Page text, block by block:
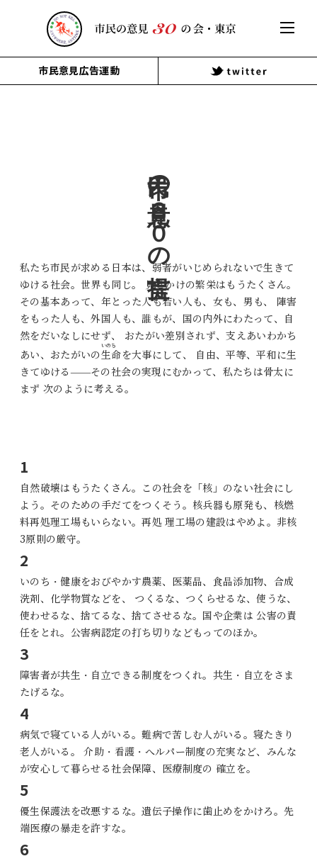
市民意見広告運動
市民の意見３０の提言
私たち市民が求める日本は、弱者がいじめられないで生きて
ゆける社会。世界も同じ。 見せかけの繁栄はもうたくさん。
その基本あって、年とった人も若い人も、女も、男も、 陣害
をもった人も、外国人も、誰もが、国の内外にわたって、自
然をだいなしにせず、 おたがい差別されず、支えあいわかち
あい、おたがいの生命
いのち
を大事にして、 自由、平等、平和に生
きてゆける—その社会の実現にむかって、私たちは骨太に
まず 次のように考える。
1
自然破壊はもうたくさん。この社会を「核」のない社会にし
よう。そのための手だてをつくそう。核兵器も原発も、核燃
料再処理工場もいらない。再処 理工場の建設はやめよ。非核
3原則の厳守。
2
いのち・健康をおびやかす農薬、医薬品、食品添加物、合成
洗剤、化学物質などを、 つくるな、つくらせるな、使うな、
使わせるな、捨てるな、捨てさせるな。国や企業は 公害の責
任をとれ。公害病認定の打ち切りなどもってのほか。
3
障害者が共生・自立できる制度をつくれ。共生・自立をさま
たげるな。
4
病気で寝ている人がいる。難病で苦しむ人がいる。寝たきり
老人がいる。 介助・看護・へルパー制度の充実など、みんな
が安心して暮らせる社会保障、医療制度の 確立を。
5
優生保護法を改悪するな。遺伝子操作に歯止めをかけろ。先
端医療の暴走を許すな。
6